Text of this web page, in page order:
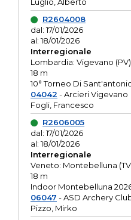
R2604008
dal: 17/01/2026
al: 18/01/2026
Interregionale
Lombardia: Vigevano (PV)
18 m
10° Torneo Di
04042 - Arcieri Vigevano
Fogli, Francesco
R2606005
dal: 17/01/2026
al: 18/01/2026
Interregionale
Veneto: Montebelluna
18 m
Indoor Montebelluna
06047 - ASD Archery
Pizzo, Mirko